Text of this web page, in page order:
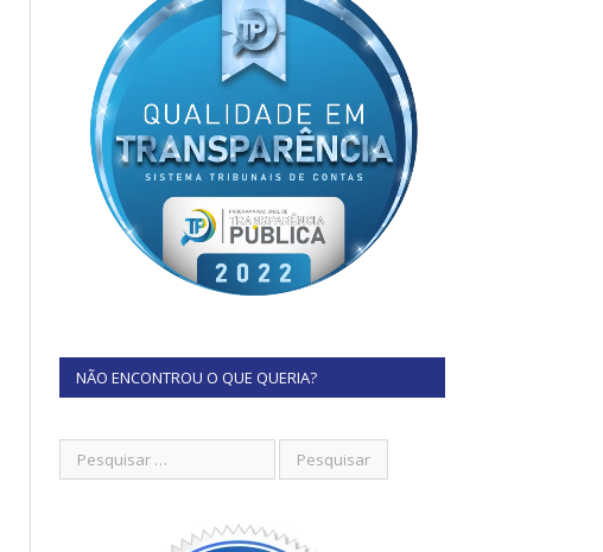
NÃO ENCONTROU O QUE QUERIA?